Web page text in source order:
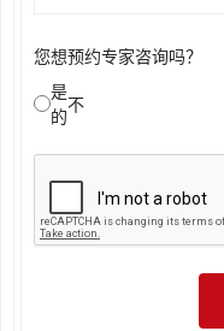
您想预约专家咨询吗？
是
的
不